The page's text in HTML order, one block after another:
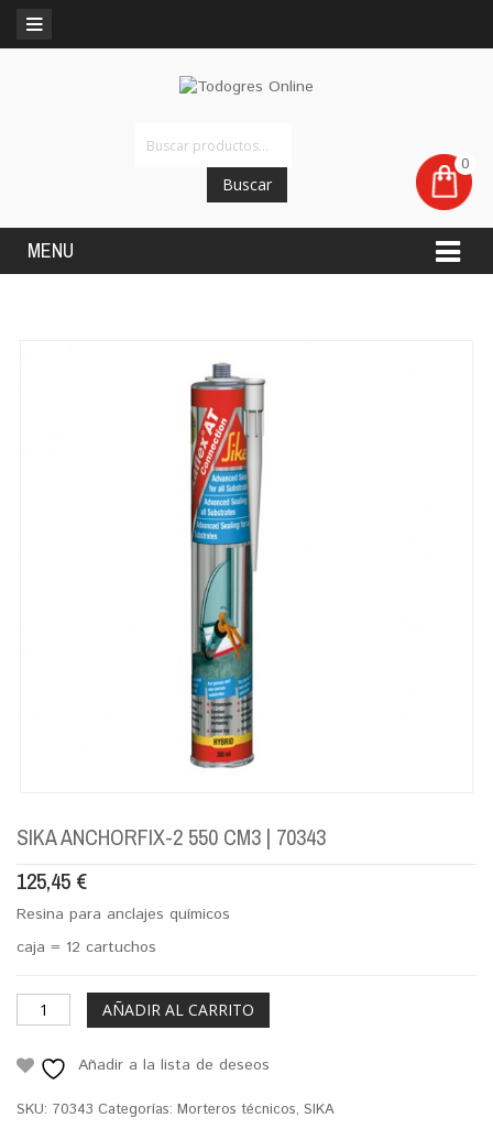
0
MENU
Buscar
SIKA ANCHORFIX-2 550 CM3 | 70343
125,45 €
Resina para anclajes químicos
caja = 12 cartuchos
AÑADIR AL CARRITO
Añadir a la lista de deseos
SKU: 70343 Categorías: Morteros técnicos, SIKA